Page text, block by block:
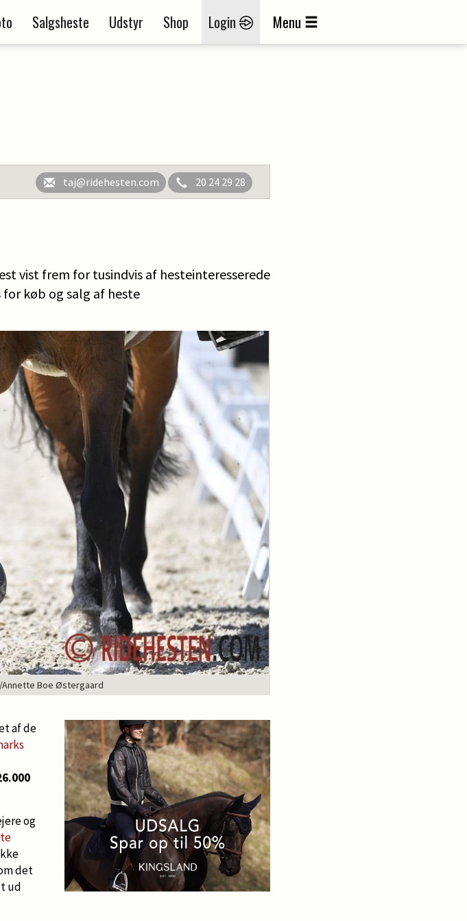
Salgsheste Udstyr Shop Login Menu
taj@ridehesten.com 20 24 29 28
vist frem for tusindvis af hesteinteresserede
køb og salg af heste
Boe Østergaard
af de
og
det
ud